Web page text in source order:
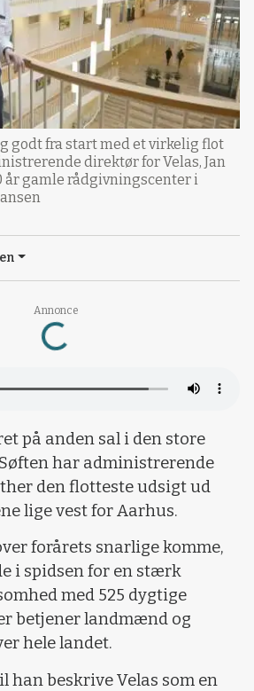
Annonce
Loading...
godt fra start med et virkelig flot
direktør for Velas, Jan
år gamle rådgivningscenter i
på anden sal i den store
har administrerende
den flotteste udsigt ud
lige vest for Aarhus.
forårets snarlige komme,
i spidsen for en stærk
med 525 dygtige
betjener landmænd og
hele landet.
han beskrive Velas som en